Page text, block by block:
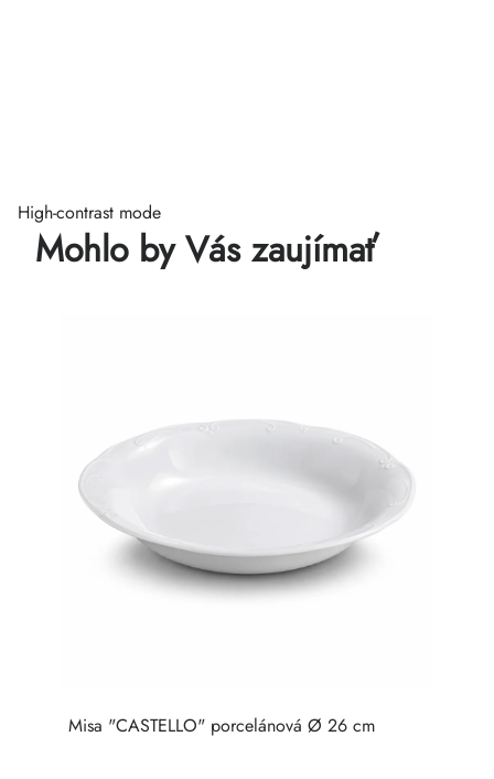
High-contrast mode
Mohlo by Vás zaujímať
Misa "CASTELLO" porcelánová Ø 26 cm